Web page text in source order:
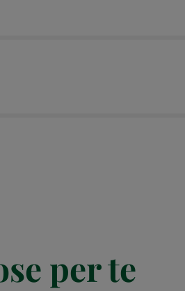
per te